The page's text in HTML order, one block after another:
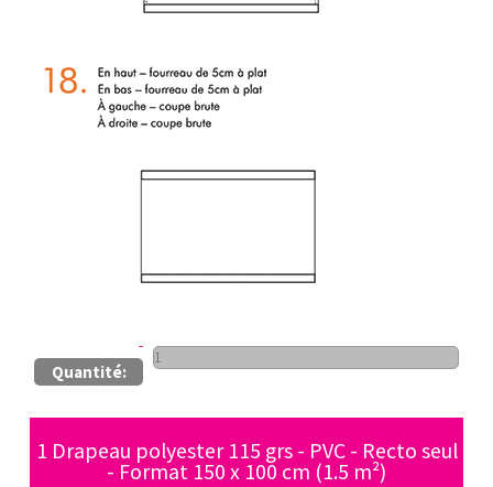
Quantité:
1 Drapeau polyester 115 grs - PVC - Recto seul
- Format 150 x 100 cm (1.5 m²)